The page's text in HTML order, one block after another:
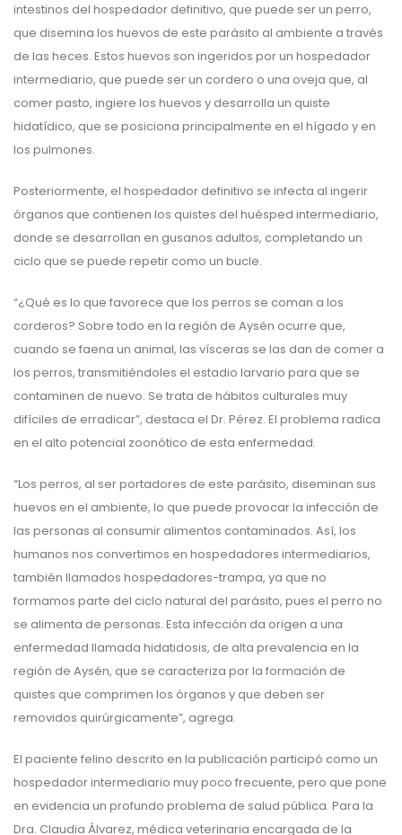
intestinos del hospedador definitivo, que puede ser un perro,
que disemina los huevos de este parásito al ambiente a través
de las heces. Estos huevos son ingeridos por un hospedador
intermediario, que puede ser un cordero o una oveja que, al
comer pasto, ingiere los huevos y desarrolla un quiste
hidatídico, que se posiciona principalmente en el hígado y en
los pulmones.
Posteriormente, el hospedador definitivo se infecta al ingerir
órganos que contienen los quistes del huésped intermediario,
donde se desarrollan en gusanos adultos, completando un
ciclo que se puede repetir como un bucle.
“¿Qué es lo que favorece que los perros se coman a los
corderos? Sobre todo en la región de Aysén ocurre que,
cuando se faena un animal, las vísceras se las dan de comer a
los perros, transmitiéndoles el estadio larvario para que se
contaminen de nuevo. Se trata de hábitos culturales muy
difíciles de erradicar”, destaca el Dr. Pérez. El problema radica
en el alto potencial zoonótico de esta enfermedad.
“Los perros, al ser portadores de este parásito, diseminan sus
huevos en el ambiente, lo que puede provocar la infección de
las personas al consumir alimentos contaminados. Así, los
humanos nos convertimos en hospedadores intermediarios,
también llamados hospedadores-trampa, ya que no
formamos parte del ciclo natural del parásito, pues el perro no
se alimenta de personas. Esta infección da origen a una
enfermedad llamada hidatidosis, de alta prevalencia en la
región de Aysén, que se caracteriza por la formación de
quistes que comprimen los órganos y que deben ser
removidos quirúrgicamente”, agrega.
El paciente felino descrito en la publicación participó como un
hospedador intermediario muy poco frecuente, pero que pone
en evidencia un profundo problema de salud pública. Para la
Dra. Claudia Álvarez, médica veterinaria encargada de la